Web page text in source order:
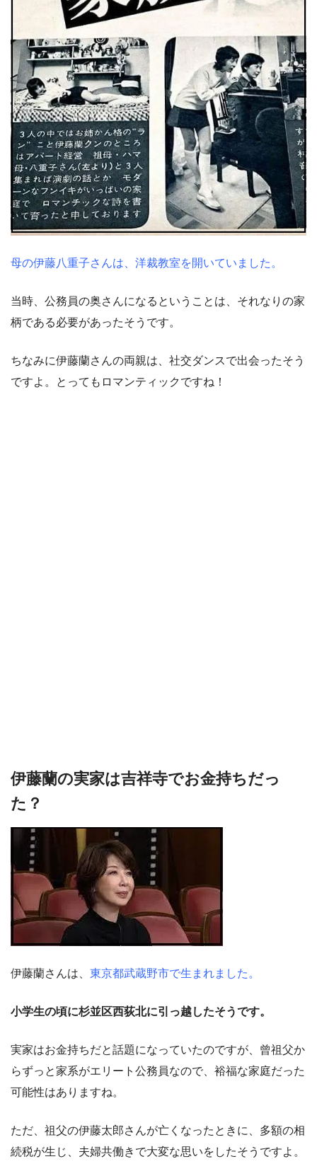
母の伊藤八重子さんは、洋裁教室を開いていました。
当時、公務員の奥さんになるということは、それなりの家
柄である必要があったそうです。
ちなみに伊藤蘭さんの両親は、社交ダンスで出会ったそう
ですよ。とってもロマンティックですね！
伊藤蘭の実家は吉祥寺でお金持ちだっ
た？
伊藤蘭さんは、 東京都武蔵野市で生まれました。
小学生の頃に杉並区西荻北に引っ越したそうです。
実家はお金持ちだと話題になっていたのですが、曾祖父か
らずっと家系がエリート公務員なので、裕福な家庭だった
可能性はありますね。
ただ、祖父の伊藤太郎さんが亡くなったときに、多額の相
続税が生じ、夫婦共働きで大変な思いをしたそうですよ。